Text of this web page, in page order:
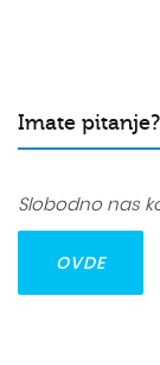
Imate pitanje?
Slobodno nas
OVDE